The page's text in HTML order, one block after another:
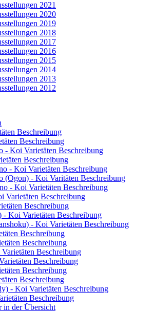
2021
2020
2019
2018
2017
2016
2015
2014
2013
2012
Beschreibung
Beschreibung
- Koi Varietäten Beschreibung
Beschreibung
- Koi Varietäten Beschreibung
- Koi Varitäten Beschreibung
- Koi Varietäten Beschreibung
Varietäten Beschreibung
Beschreibung
- Koi Varietäten Beschreibung
- Koi Varietäten Beschreibung
Beschreibung
Beschreibung
Beschreibung
Beschreibung
Beschreibung
Beschreibung
- Koi Varietäten Beschreibung
Beschreibung
in der Übersicht